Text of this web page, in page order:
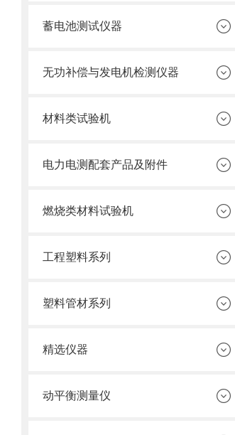
蓄电池测试仪器
无功补偿与发电机检测仪器
材料类试验机
电力电测配套产品及附件
燃烧类材料试验机
工程塑料系列
塑料管材系列
精选仪器
动平衡测量仪